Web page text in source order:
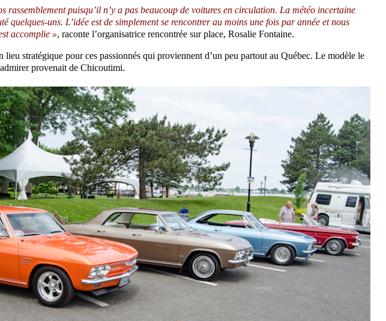
rassemblement puisqu’il n’y a pas beaucoup de voitures en circulation. La météo incertaine
quelques-uns. L’idée est de simplement se rencontrer au moins une fois par année et nous
accomplie », raconte l’organisatrice rencontrée sur place, Rosalie Fontaine.
stratégique pour ces passionnés qui proviennent d’un peu partout au Québec. Le modèle le
provenait de Chicoutimi.